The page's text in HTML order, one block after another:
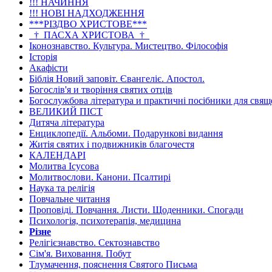
!!! НАЧИННЯ
!!! НОВІ НАДХОДЖЕННЯ
***РІЗДВО ХРИСТОВЕ***
_†_ПАСХА ХРИСТОВА_†_
Іконознавство. Культура. Мистецтво. Філософія
Історія
Акафісти
Біблія Новий заповіт. Євангеліє. Апостол.
Богослів'я и творіння святих отців
Богослужбова література и практичні посібники для
ВЕЛИКИЙ ПІСТ
Дитяча література
Енциклопедії. Альбоми. Подарункові видання
Житія святих і подвижників благочестя
КАЛЕНДАРІ
Молитва Ісусова
Молитвослови. Канони. Псалтирі
Наука та релігія
Повчальне читання
Проповіді. Повчання. Листи. Щоденники. Спогади
Психологія, психотерапія, медицина
Різне
Релігієзнавство. Сектознавство
Сім'я. Виховання. Побут
Тлумачення, пояснення Святого Письма